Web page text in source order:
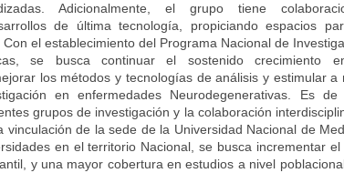
Adicionalmente, el grupo tiene
de última tecnología, propiciando espacios
el establecimiento del Programa Nacional de
se busca continuar el sostenido crecimiento
los métodos y tecnologías de análisis y estimular a
en enfermedades Neurodegenerativas. Es de
grupos de investigación y la colaboración
vinculación de la sede de la Universidad Nacional de
en el territorio Nacional, se busca incrementar el
y una mayor cobertura en estudios a nivel